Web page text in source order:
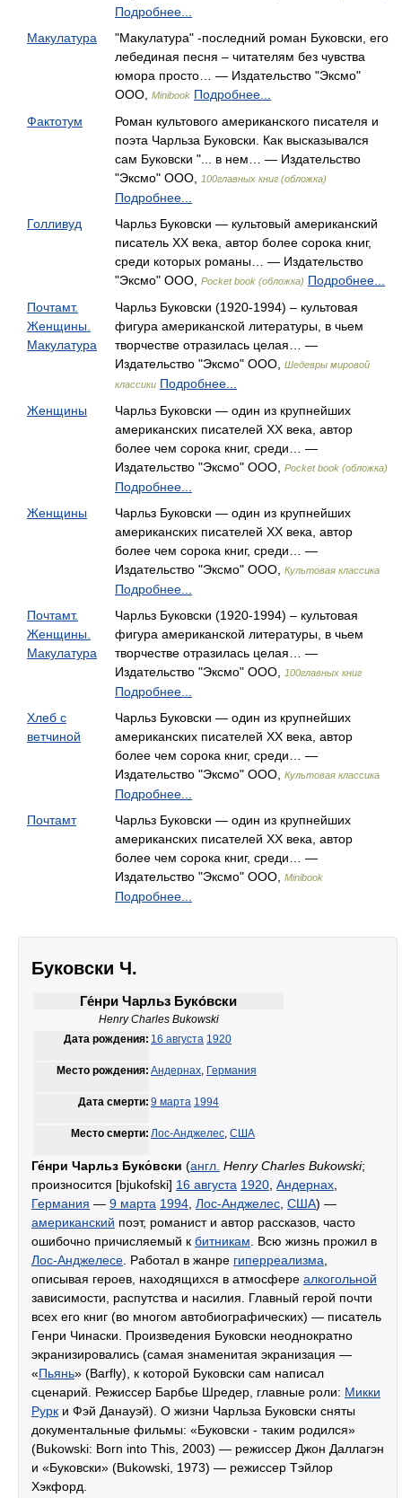
Подробнее...
Макулатура
"Макулатура" -последний роман Буковски, его
лебединая песня – читателям без чувства
юмора просто… — Издательство "Эксмо"
ООО,
Minibook Подробнее...
Фактотум
Роман культового американского писателя и
поэта Чарльза Буковски. Как высказывался
сам Буковски "... в нем… — Издательство
"Эксмо" ООО,
100главных книг (обложка)
Подробнее...
Голливуд
Чарльз Буковски — культовый американский
писатель ХХ века, автор более сорока книг,
среди которых романы… — Издательство
"Эксмо" ООО,
Pocket book (обложка) Подробнее...
Почтамт.
Женщины.
Макулатура
Чарльз Буковски (1920-1994) – культовая
фигура американской литературы, в чьем
творчестве отразилась целая… —
Издательство "Эксмо" ООО,
Шедевры мировой
классики Подробнее...
Женщины
Чарльз Буковски — один из крупнейших
американских писателей ХХ века, автор
более чем сорока книг, среди… —
Издательство "Эксмо" ООО,
Pocket book (обложка)
Подробнее...
Женщины
Чарльз Буковски — один из крупнейших
американских писателей ХХ века, автор
более чем сорока книг, среди… —
Издательство "Эксмо" ООО,
Культовая классика
Подробнее...
Почтамт.
Женщины.
Макулатура
Чарльз Буковски (1920-1994) – культовая
фигура американской литературы, в чьем
творчестве отразилась целая… —
Издательство "Эксмо" ООО,
100главных книг
Подробнее...
Хлеб с
ветчиной
Чарльз Буковски — один из крупнейших
американских писателей ХХ века, автор
более чем сорока книг, среди… —
Издательство "Эксмо" ООО,
Культовая классика
Подробнее...
Почтамт
Чарльз Буковски — один из крупнейших
американских писателей ХХ века, автор
более чем сорока книг, среди… —
Издательство "Эксмо" ООО,
Minibook
Подробнее...
Буковски Ч.
Ге́нри Чарльз Буко́вски
Henry Charles Bukowski
Дата рождения: 16 августа 1920
Место рождения: Андернах, Германия
Дата смерти: 9 марта 1994
Место смерти: Лос-Анджелес, США
Ге́нри Чарльз Буко́вски (англ. Henry Charles Bukowski;
произносится [bjukofski] 16 августа 1920 Андернах
Германия — 9 марта 1994 Лос-Анджелес США) —
американский поэт, романист и автор рассказов, часто
ошибочно причисляемый к битникам . Всю жизнь прожил в
Лос-Анджелесе . Работал в жанре гиперреализма
описывая героев, находящихся в атмосфере алкогольной
зависимости, распутства и насилия. Главный герой почти
всех его книг (во многом автобиографических) — писатель
Генри Чинаски. Произведения Буковски неоднократно
экранизировались (самая знаменитая экранизация —
«Пьянь» (Barfly), к которой Буковски сам написал
сценарий. Режиссер Барбье Шредер, главные роли: Микки
Рурк и Фэй Данауэй). О жизни Чарльза Буковски сняты
документальные фильмы: «Буковски - таким родился»
(Bukowski: Born into This, 2003) — режиссер Джон Даллагэн
и «Буковски» (Bukowski, 1973) — режиссер Тэйлор
Хэкфорд.